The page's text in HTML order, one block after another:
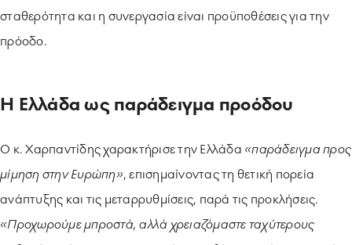
σταθερότητα και η συνεργασία είναι προϋποθέσεις για την
πρόοδο.
Η Ελλάδα ως παράδειγμα προόδου
Ο κ. Χαρπαντίδης χαρακτήρισε την Ελλάδα «παράδειγμα προς
μίμηση στην Ευρώπη», επισημαίνοντας τη θετική πορεία
ανάπτυξης και τις μεταρρυθμίσεις, παρά τις προκλήσεις.
«Προχωρούμε μπροστά, αλλά χρειαζόμαστε ταχύτερους